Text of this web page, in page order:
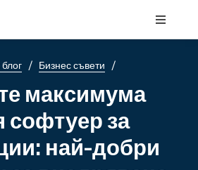
/ Бизнес съвети /
максимума
софтуер за
най-добри